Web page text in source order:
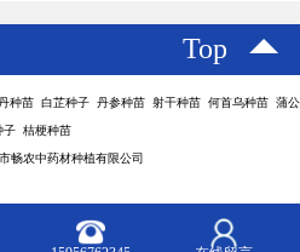
Top
种苗 白芷种子 丹参种苗 射干种苗 何首乌种苗 蒲公
子 桔梗种苗
畅农中药材种植有限公司